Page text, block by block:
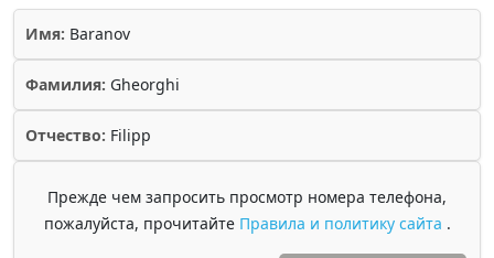
Имя: Baranov
Фамилия: Gheorghi
Отчество: Filipp
Прежде чем запросить просмотр номера телефона,
пожалуйста, прочитайте Правила и политику сайта .